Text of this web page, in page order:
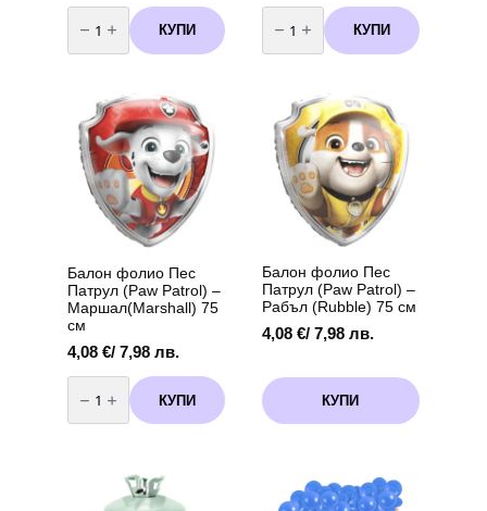
количество
за
Парти
салфетки
(Peppa
20
броя
вариант
КУПИ
количество
за
Балон
Фолио
Baby
Shark
дръжка
КУПИ
Балон фолио Пес
Патрул (Paw Patrol) –
Маршал(Marshall) 75
см
4,08 €/ 7,98 лв.
количество
за
Балон
фолио
КУПИ
Балон фолио Пес
Патрул (Paw Patrol) –
Рабъл (Rubble) 75 см
4,08 €/ 7,98 лв.
КУПИ